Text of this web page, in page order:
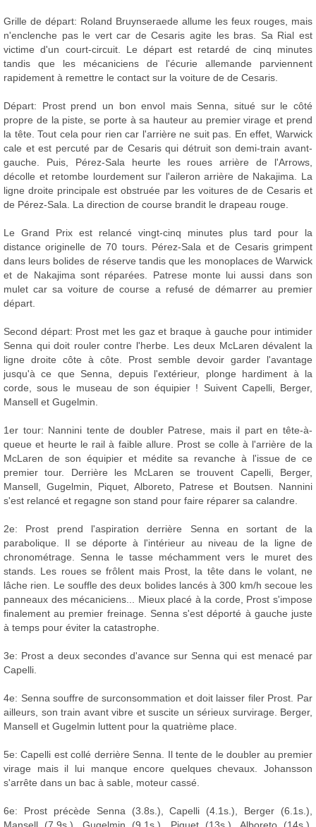
Grille de départ: Roland Bruynseraede allume les feux rouges, mais
n'enclenche pas le vert car de Cesaris agite les bras. Sa Rial est
victime d'un court-circuit. Le départ est retardé de cinq minutes
tandis que les mécaniciens de l'écurie allemande parviennent
rapidement à remettre le contact sur la voiture de de Cesaris.
Départ: Prost prend un bon envol mais Senna, situé sur le côté
propre de la piste, se porte à sa hauteur au premier virage et prend
la tête. Tout cela pour rien car l'arrière ne suit pas. En effet, Warwick
cale et est percuté par de Cesaris qui détruit son demi-train avant-
gauche. Puis, Pérez-Sala heurte les roues arrière de l'Arrows,
décolle et retombe lourdement sur l'aileron arrière de Nakajima. La
ligne droite principale est obstruée par les voitures de de Cesaris et
de Pérez-Sala. La direction de course brandit le drapeau rouge.
Le Grand Prix est relancé vingt-cinq minutes plus tard pour la
distance originelle de 70 tours. Pérez-Sala et de Cesaris grimpent
dans leurs bolides de réserve tandis que les monoplaces de Warwick
et de Nakajima sont réparées. Patrese monte lui aussi dans son
mulet car sa voiture de course a refusé de démarrer au premier
départ.
Second départ: Prost met les gaz et braque à gauche pour intimider
Senna qui doit rouler contre l'herbe. Les deux McLaren dévalent la
ligne droite côte à côte. Prost semble devoir garder l'avantage
jusqu'à ce que Senna, depuis l'extérieur, plonge hardiment à la
corde, sous le museau de son équipier ! Suivent Capelli, Berger,
Mansell et Gugelmin.
1er tour: Nannini tente de doubler Patrese, mais il part en tête-à-
queue et heurte le rail à faible allure. Prost se colle à l'arrière de la
McLaren de son équipier et médite sa revanche à l'issue de ce
premier tour. Derrière les McLaren se trouvent Capelli, Berger,
Mansell, Gugelmin, Piquet, Alboreto, Patrese et Boutsen. Nannini
s'est relancé et regagne son stand pour faire réparer sa calandre.
2e: Prost prend l'aspiration derrière Senna en sortant de la
parabolique. Il se déporte à l'intérieur au niveau de la ligne de
chronométrage. Senna le tasse méchamment vers le muret des
stands. Les roues se frôlent mais Prost, la tête dans le volant, ne
lâche rien. Le souffle des deux bolides lancés à 300 km/h secoue les
panneaux des mécaniciens... Mieux placé à la corde, Prost s'impose
finalement au premier freinage. Senna s'est déporté à gauche juste
à temps pour éviter la catastrophe.
3e: Prost a deux secondes d'avance sur Senna qui est menacé par
Capelli.
4e: Senna souffre de surconsommation et doit laisser filer Prost. Par
ailleurs, son train avant vibre et suscite un sérieux survirage. Berger,
Mansell et Gugelmin luttent pour la quatrième place.
5e: Capelli est collé derrière Senna. Il tente de le doubler au premier
virage mais il lui manque encore quelques chevaux. Johansson
s'arrête dans un bac à sable, moteur cassé.
6e: Prost précède Senna (3.8s.), Capelli (4.1s.), Berger (6.1s.),